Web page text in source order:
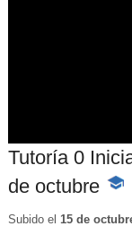
Tutoría 0
de octubre -
Subido el 15 de